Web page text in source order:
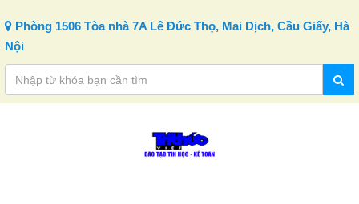
Phòng 1506 Tòa nhà 7A Lê Đức Thọ, Mai Dịch, Cầu Giấy, Hà
Nội